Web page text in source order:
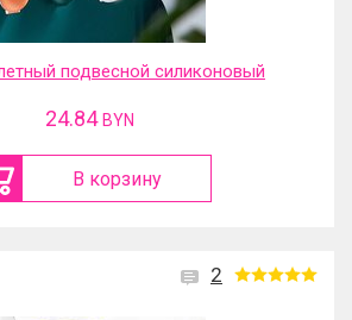
подвесной силиконовый
24.84 BYN
В корзину
2